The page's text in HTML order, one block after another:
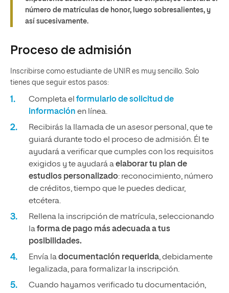
número de matrículas de honor, luego sobresalientes, y
así sucesivamente.
Proceso de admisión
Inscribirse como estudiante de UNIR es muy sencillo. Solo
tienes que seguir estos pasos:
Completa el formulario de solicitud de
información en línea.
Recibirás la llamada de un asesor personal, que te
guiará durante todo el proceso de admisión. Él te
ayudará a verificar que cumples con los requisitos
exigidos y te ayudará aelaborar tu plan de
estudios personalizado: reconocimiento, número
de créditos, tiempo que le puedes dedicar,
etcétera.
Rellena la inscripción de matrícula, seleccionando
laforma de pago más adecuada a tus
posibilidades.
Envía ladocumentación requerida, debidamente
legalizada, para formalizar la inscripción.
Cuando hayamos verificado tu documentación,